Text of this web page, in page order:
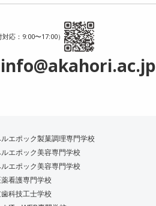
応：9:00〜17:00）
info@akahori.ac.jp
エポック製菓調理専門学校
エポック美容専門学校
エポック美容専門学校
看護専門学校
科技工士学校